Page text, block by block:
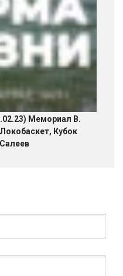
Мемориал В.
Кубок